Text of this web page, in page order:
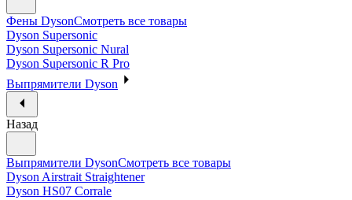
Фены DysonСмотреть все товары
Dyson Supersonic
Dyson Supersonic Nural
Dyson Supersonic R Pro
Выпрямители Dyson
Назад
Выпрямители DysonСмотреть все товары
Dyson Airstrait Straightener
Dyson HS07 Corrale